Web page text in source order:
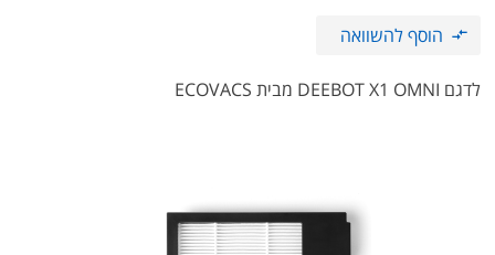
הוסף להשוואה
לדגם DEEBOT X1 OMNI מבית ECOVACS